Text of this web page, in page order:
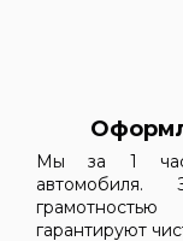
Мы за 1 час
автомобиля.
гарантируют